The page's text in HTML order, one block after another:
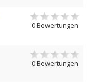
0 Bewertungen
0 Bewertungen